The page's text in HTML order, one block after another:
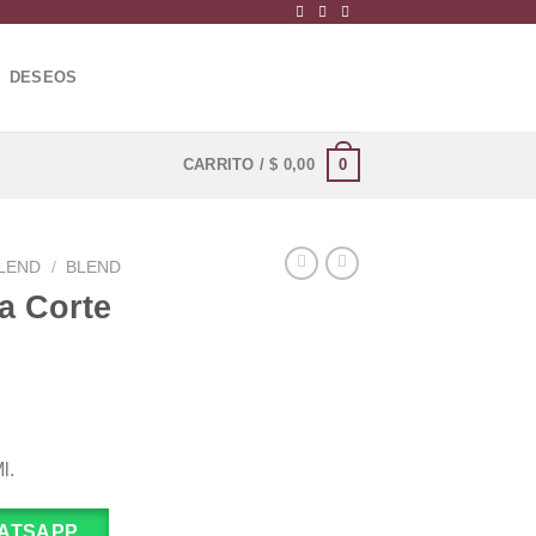
DESEOS
CARRITO /$ 0,00 0
/ BLEND
Corte